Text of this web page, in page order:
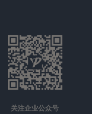
关注企业公众号